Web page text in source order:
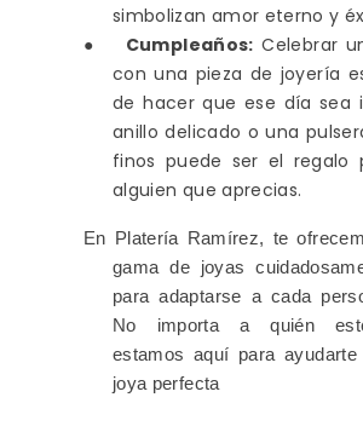
simbolizan amor eterno y
●
Cumpleaños: Celebrar
con una pieza de joyería
de hacer que ese día sea
anillo delicado o una
finos puede ser el regalo
alguien que aprecias.
En Platería Ramírez, te
gama de joyas
para adaptarse a cada
No importa a quién
estamos aquí para
joya perfecta